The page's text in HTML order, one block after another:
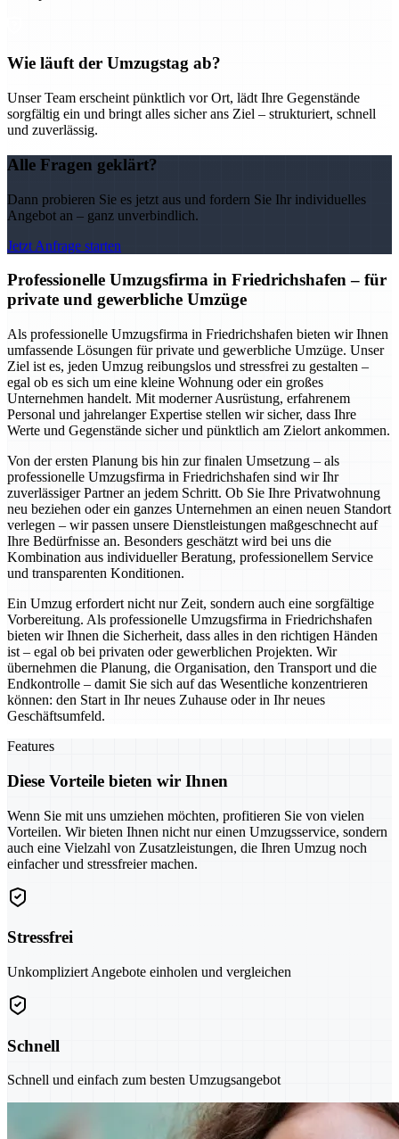
Wie läuft der Umzugstag ab?
Unser Team erscheint pünktlich vor Ort, lädt Ihre Gegenstände
sorgfältig ein und bringt alles sicher ans Ziel – strukturiert, schnell
und zuverlässig.
Alle Fragen geklärt?
Dann probieren Sie es jetzt aus und fordern Sie Ihr individuelles
Angebot an – ganz unverbindlich.
Jetzt Anfrage starten
Professionelle Umzugsfirma in Friedrichshafen – für
private und gewerbliche Umzüge
Als professionelle Umzugsfirma in Friedrichshafen bieten wir Ihnen
umfassende Lösungen für private und gewerbliche Umzüge. Unser
Ziel ist es, jeden Umzug reibungslos und stressfrei zu gestalten –
egal ob es sich um eine kleine Wohnung oder ein großes
Unternehmen handelt. Mit moderner Ausrüstung, erfahrenem
Personal und jahrelanger Expertise stellen wir sicher, dass Ihre
Werte und Gegenstände sicher und pünktlich am Zielort ankommen.
Von der ersten Planung bis hin zur finalen Umsetzung – als
professionelle Umzugsfirma in Friedrichshafen sind wir Ihr
zuverlässiger Partner an jedem Schritt. Ob Sie Ihre Privatwohnung
neu beziehen oder ein ganzes Unternehmen an einen neuen Standort
verlegen – wir passen unsere Dienstleistungen maßgeschnecht auf
Ihre Bedürfnisse an. Besonders geschätzt wird bei uns die
Kombination aus individueller Beratung, professionellem Service
und transparenten Konditionen.
Ein Umzug erfordert nicht nur Zeit, sondern auch eine sorgfältige
Vorbereitung. Als professionelle Umzugsfirma in Friedrichshafen
bieten wir Ihnen die Sicherheit, dass alles in den richtigen Händen
ist – egal ob bei privaten oder gewerblichen Projekten. Wir
übernehmen die Planung, die Organisation, den Transport und die
Endkontrolle – damit Sie sich auf das Wesentliche konzentrieren
können: den Start in Ihr neues Zuhause oder in Ihr neues
Geschäftsumfeld.
Features
Diese Vorteile bieten wir Ihnen
Wenn Sie mit uns umziehen möchten, profitieren Sie von vielen
Vorteilen. Wir bieten Ihnen nicht nur einen Umzugsservice, sondern
auch eine Vielzahl von Zusatzleistungen, die Ihren Umzug noch
einfacher und stressfreier machen.
Stressfrei
Unkompliziert Angebote einholen und vergleichen
Schnell
Schnell und einfach zum besten Umzugsangebot